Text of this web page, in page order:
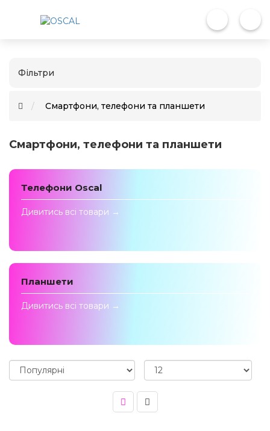
Фільтри
Смартфони, телефони та планшети
Смартфони, телефони та планшети
Телефони Oscal
Дивитись всi товари →
Планшети
Дивитись всi товари →